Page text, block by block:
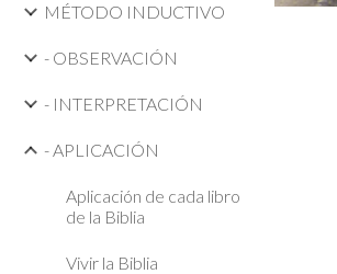
MÉTODO INDUCTIVO
- OBSERVACIÓN
- INTERPRETACIÓN
- APLICACIÓN
Aplicación de cada libro
de la Biblia
Vivir la Biblia